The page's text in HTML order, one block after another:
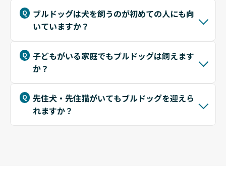
ブルドッグは犬を飼うのが初めての人にも向
いていますか？
子どもがいる家庭でもブルドッグは飼えます
か？
先住犬・先住猫がいてもブルドッグを迎えら
れますか？